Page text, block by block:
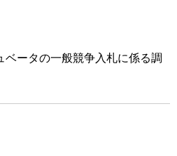
ベータの一般競争入札に係る調